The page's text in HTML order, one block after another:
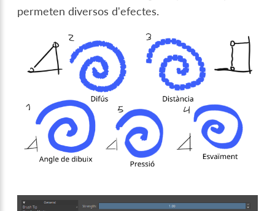
permeten diversos d'efectes.